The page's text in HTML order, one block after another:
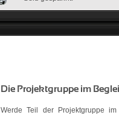
Die Projektgruppe im
Werde Teil der Projektgruppe